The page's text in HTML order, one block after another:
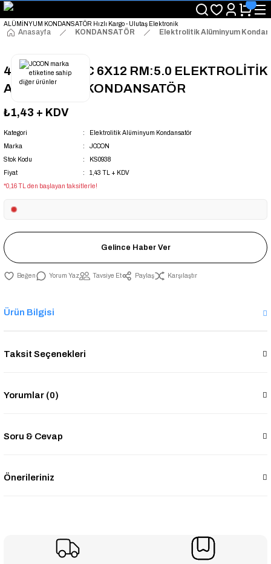
"Saat 14:00'a Kadar Verilen Siparişlerde Aynı Gün Kargo Avantajı!
"Binlerce Ürün Çeşitliliği ile Stoktan Hemen Teslim."
"Toptan Fiyatına Perakende Satış Avantajını Kaçırmayın!"
Anasayfa KONDANSATÖR Elektrolitik Alüminyum
47UF 50V 105C 6X12 RM:5.0 ELEKTROLİTİK
ALÜMİNYUM KONDANSATÖR
₺1,43 + KDV
Kategori
Elektrolitik Alüminyum Kondansatör
Marka
JCCON
Stok Kodu
KS0938
Fiyat
1,43 TL + KDV
*0,16 TL den başlayan taksitlerle!
Gelince Haber Ver
Yorum Yaz Tavsiye Et Paylaş Karşılaştır
Ürün Bilgisi
Taksit Seçenekleri
Yorumlar (0)
Soru & Cevap
Önerileriniz